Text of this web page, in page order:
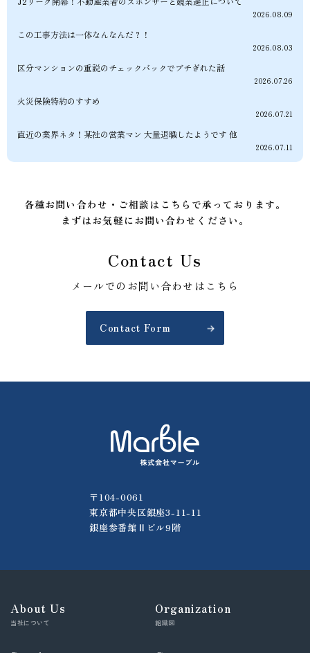
2026.08.09
この工事方法は一体なんなんだ？！
2026.08.03
区分マンションの重説のチェックバックでブチぎれた話
2026.07.26
火災保険特約のすすめ
2026.07.21
直近の業界ネタ！某社の営業マン 大量退職したようです 他
2026.07.11
各種お問い合わせ・ご相談はこちらで承っております。
まずはお気軽にお問い合わせください。
Contact Us
メールでのお問い合わせはこちら
Contact Form
〒104-0061
東京都中央区銀座3-11-11
銀座参番館Ⅱビル9階
About Us
当社について
Organization
組織図